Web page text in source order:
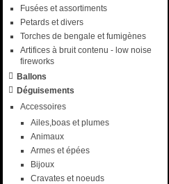
Fusées et assortiments
Petards et divers
Torches de bengale et fumigènes
Artifices à bruit contenu - low noise
fireworks
Ballons
Déguisements
Accessoires
Ailes,boas et plumes
Animaux
Armes et épées
Bijoux
Cravates et noeuds